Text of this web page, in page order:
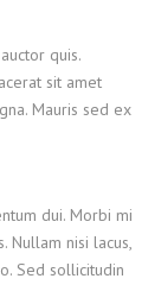
quis.
sit amet
Mauris sed ex
dui. Morbi mi
Nullam nisi lacus,
Sed sollicitudin